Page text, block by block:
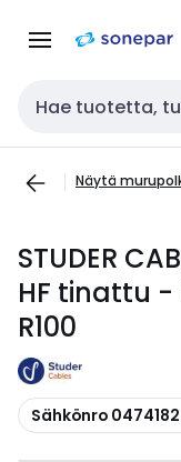
navigointiinsisältöön
Haku
Näytä
STUDER
HF tinattu -
R100
Kopioi
Sähkönro 0474182